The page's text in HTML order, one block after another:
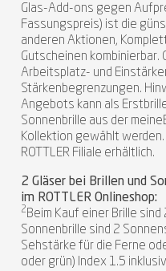
Glas-Add-ons gegen
Fassungspreis) ist die
anderen Aktionen,
Gutscheinen kombinierbar.
Arbeitsplatz- und
Stärkenbegrenzungen.
Angebots kann als
Sonnenbrille aus der
Kollektion gewählt
ROTTLER Filiale erhältlich.
2 Gläser bei Brillen und
im ROTTLER Onlineshop:
2 Beim Kauf einer Brille
Sonnenbrille sind 2
Sehstärke für die Ferne
oder grün) Index 1.5